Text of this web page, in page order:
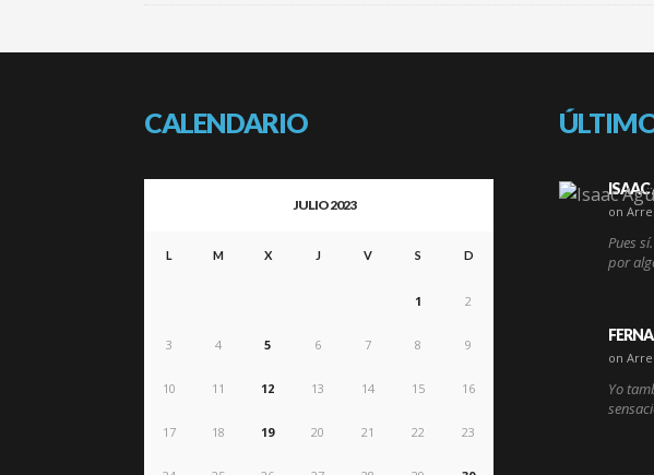
CALENDARIO
JULIO 2023
L M X J V S D
1 2
3 4 5 6 7 8 9
10 11 12 13 14 15 16
17 18 19 20 21 22 23
ISAAC
on
Pues
por
on
Yo